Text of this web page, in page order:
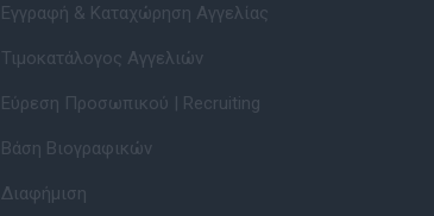
Εγγραφή & Καταχώρηση Αγγελίας
Τιμοκατάλογος Αγγελιών
Εύρεση Προσωπικού | Recruiting
Βάση Βιογραφικών
Διαφήμιση